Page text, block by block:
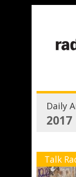
Daily
2017
Talk